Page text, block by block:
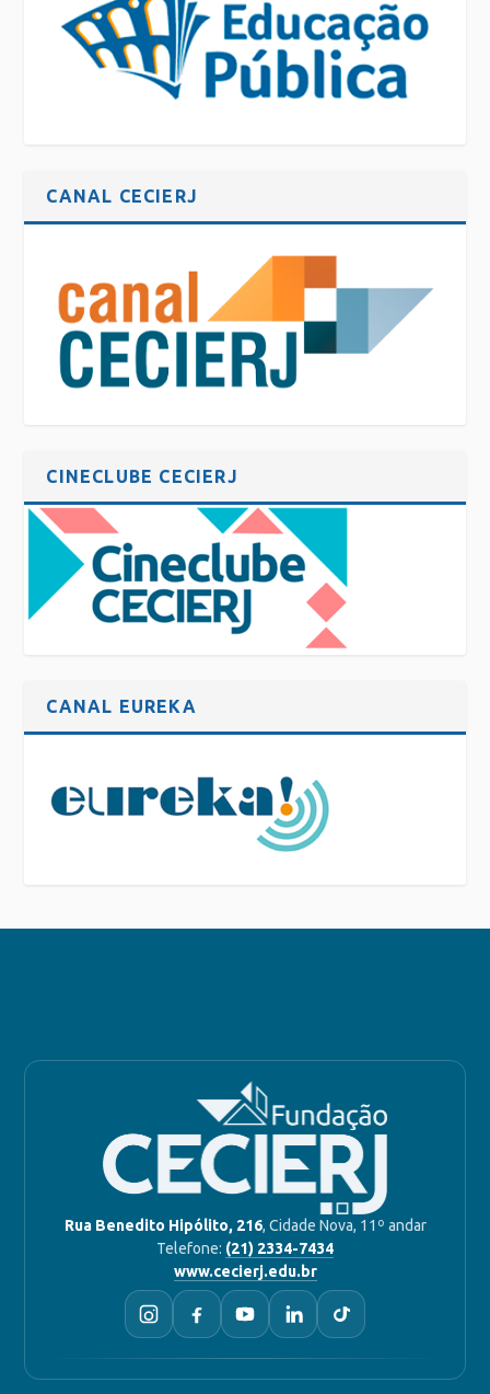
CANAL CECIERJ
CINECLUBE CECIERJ
CANAL EUREKA
Rua Benedito Hipólito, 216, Cidade Nova, 11º andar
Telefone: (21) 2334-7434
www.cecierj.edu.br